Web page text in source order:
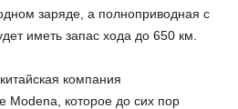
заряде, а полноприводная с
иметь запас хода до 650 км.
компания
Modena, которое до сих пор